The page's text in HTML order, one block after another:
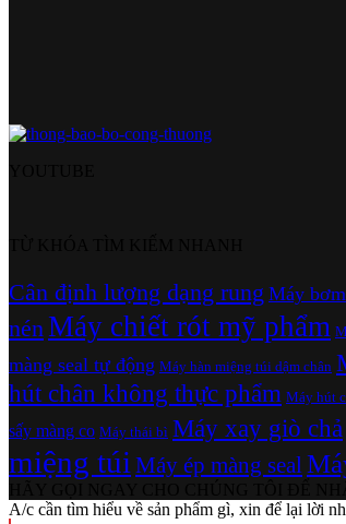
Cân định lượng dạng rung Máy
nénMáy chiết rót mỹ phẩm
màng seal tự động Máy hàn miệng túi dậm chân
hút chân không thực phẩm Máy hút
sấy màng co Máy thái bì Máy xay giò chả
miệng túi Máy ép màng seal
A/c cần tìm hiểu về sản phẩm gì, xin để lại lời